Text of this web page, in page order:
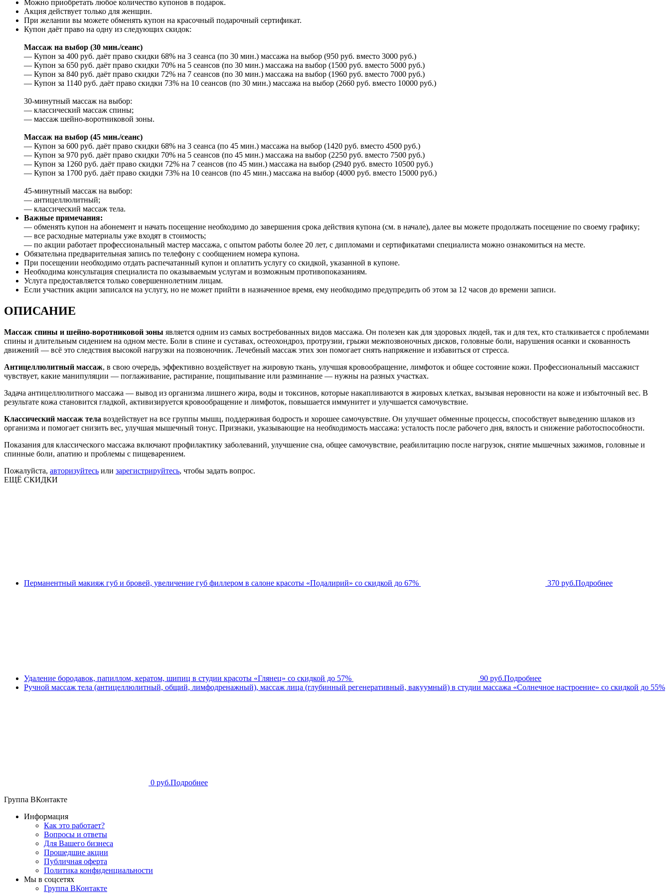
Можно приобретать любое количество купонов в подарок.
Акция действует только для женщин.
При желании вы можете обменять купон на красочный подарочный сертификат.
Купон даёт право на одну из следующих скидок:
Массаж на выбор (30 мин./сеанс)
— Купон за 400 руб. даёт право скидки 68% на 3 сеанса (по 30 мин.) массажа на выбор (950 руб. вместо 3000 руб.)
— Купон за 650 руб. даёт право скидки 70% на 5 сеансов (по 30 мин.) массажа на выбор (1500 руб. вместо 5000 руб.)
— Купон за 840 руб. даёт право скидки 72% на 7 сеансов (по 30 мин.) массажа на выбор (1960 руб. вместо 7000 руб.)
— Купон за 1140 руб. даёт право скидки 73% на 10 сеансов (по 30 мин.) массажа на выбор (2660 руб. вместо 10000 руб.)
30-минутный массаж на выбор:
— классический массаж спины;
— массаж шейно-воротниковой зоны.
Массаж на выбор (45 мин./сеанс)
— Купон за 600 руб. даёт право скидки 68% на 3 сеанса (по 45 мин.) массажа на выбор (1420 руб. вместо 4500 руб.)
— Купон за 970 руб. даёт право скидки 70% на 5 сеансов (по 45 мин.) массажа на выбор (2250 руб. вместо 7500 руб.)
— Купон за 1260 руб. даёт право скидки 72% на 7 сеансов (по 45 мин.) массажа на выбор (2940 руб. вместо 10500 руб.)
— Купон за 1700 руб. даёт право скидки 73% на 10 сеансов (по 45 мин.) массажа на выбор (4000 руб. вместо 15000 руб.)
45-минутный массаж на выбор:
— антицеллюлитный;
— классический массаж тела.
Важные примечания:
— обменять купон на абонемент и начать посещение необходимо до завершения срока действия купона (см. в начале), далее вы можете продолжать посещение по своему графику;
— все расходные материалы уже входят в стоимость;
— по акции работает профессиональный мастер массажа, с опытом работы более 20 лет, с дипломами и сертификатами специалиста можно ознакомиться на месте.
Обязательна предварительная запись по телефону с сообщением номера купона.
При посещении необходимо отдать распечатанный купон и оплатить услугу со скидкой, указанной в купоне.
Необходима консультация специалиста по оказываемым услугам и возможным противопоказаниям.
Услуга предоставляется только совершеннолетним лицам.
Если участник акции записался на услугу, но не может прийти в назначенное время, ему необходимо предупредить об этом за 12 часов до времени записи.
ОПИСАНИЕ
Массаж спины и шейно-воротниковой зоны является одним из самых востребованных видов массажа. Он полезен как для здоровых людей, так и для тех, кто сталкивается с проблемами
спины и длительным сидением на одном месте. Боли в спине и суставах, остеохондроз, протрузии, грыжи межпозвоночных дисков, головные боли, нарушения осанки и скованность
движений — всё это следствия высокой нагрузки на позвоночник. Лечебный массаж этих зон помогает снять напряжение и избавиться от стресса.
Антицеллюлитный массаж, в свою очередь, эффективно воздействует на жировую ткань, улучшая кровообращение, лимфоток и общее состояние кожи. Профессиональный массажист
чувствует, какие манипуляции — поглаживание, растирание, пощипывание или разминание — нужны на разных участках.
Задача антицеллюлитного массажа — вывод из организма лишнего жира, воды и токсинов, которые накапливаются в жировых клетках, вызывая неровности на коже и избыточный вес. В
результате кожа становится гладкой, активизируется кровообращение и лимфоток, повышается иммунитет и улучшается самочувствие.
Классический массаж тела воздействует на все группы мышц, поддерживая бодрость и хорошее самочувствие. Он улучшает обменные процессы, способствует выведению шлаков из
организма и помогает снизить вес, улучшая мышечный тонус. Признаки, указывающие на необходимость массажа: усталость после рабочего дня, вялость и снижение работоспособности.
Показания для классического массажа включают профилактику заболеваний, улучшение сна, общее самочувствие, реабилитацию после нагрузок, снятие мышечных зажимов, головные и
спинные боли, апатию и проблемы с пищеварением.
Пожалуйста, авторизуйтесь или зарегистрируйтесь, чтобы задать вопрос.
ЕЩЁ СКИДКИ
Перманентный макияж губ и бровей, увеличение губ филлером в салоне красоты «Подалирий» со скидкой до 67% 370 руб.Подробнее
Удаление бородавок, папиллом, кератом, шипиц в студии красоты «Глянец» со скидкой до 57% 90 руб.Подробнее
Ручной массаж тела (антицеллюлитный, общий, лимфодренажный), массаж лица (глубинный регенеративный, вакуумный) в студии массажа «Солнечное настроение» со скидкой до 55%
0 руб.Подробнее
Группа ВКонтакте
Информация
Как это работает?
Вопросы и ответы
Для Вашего бизнеса
Прошедшие акции
Публичная оферта
Политика конфиденциальности
Мы в соцсетях
Группа ВКонтакте